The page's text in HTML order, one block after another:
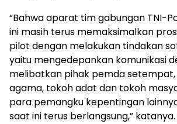
“Bahwa aparat tim gabungan TNI-
ini masih terus memaksimalkan
pilot dengan melakukan tindakan
yaitu mengedepankan komunikasi
melibatkan pihak pemda
agama, tokoh adat dan tokoh
para pemangku kepentingan
saat ini terus berlangsung,” katanya.